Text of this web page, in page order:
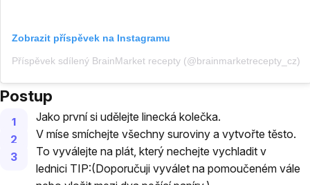
Zobrazit příspěvek na Instagramu
Příspěvek sdílený BrainMarket recepty (@brainmarketrecepty_cz)
Postup
Jako první si udělejte linecká kolečka.
V míse smíchejte všechny suroviny a vytvořte těsto.
To vyválejte na plát, který nechejte vychladit v
lednici TIP:(Doporučuji vyválet na pomoučeném vále